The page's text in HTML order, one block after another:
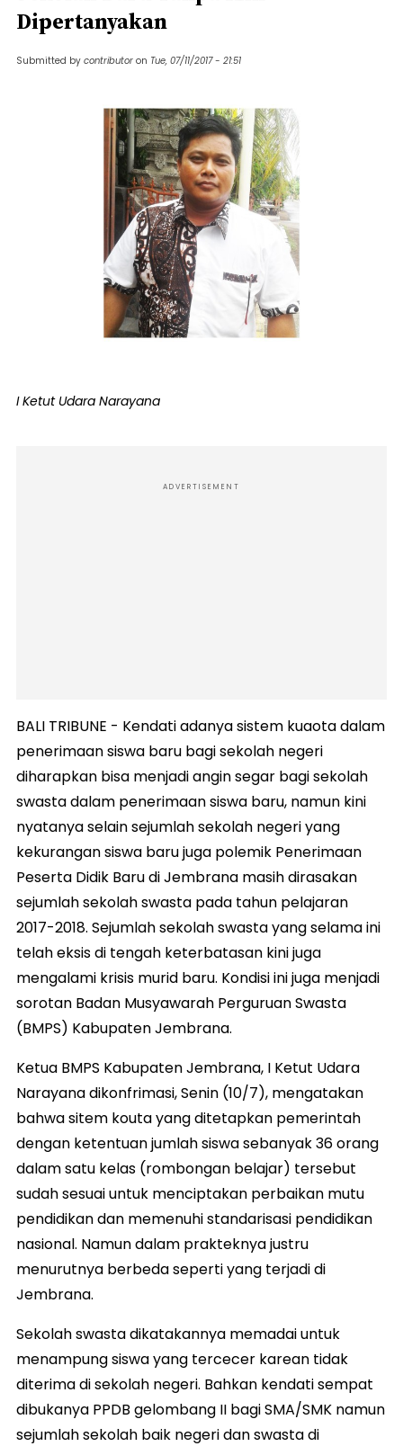
Dipertanyakan
Submitted by contributor on Tue, 07/11/2017 - 21:51
I Ketut Udara Narayana
ADVERTISEMENT
BALI TRIBUNE - Kendati adanya sistem kuaota dalam
penerimaan siswa baru bagi sekolah negeri
diharapkan bisa menjadi angin segar bagi sekolah
swasta dalam penerimaan siswa baru, namun kini
nyatanya selain sejumlah sekolah negeri yang
kekurangan siswa baru juga polemik Penerimaan
Peserta Didik Baru di Jembrana masih dirasakan
sejumlah sekolah swasta pada tahun pelajaran
2017-2018. Sejumlah sekolah swasta yang selama ini
telah eksis di tengah keterbatasan kini juga
mengalami krisis murid baru. Kondisi ini juga menjadi
sorotan Badan Musyawarah Perguruan Swasta
(BMPS) Kabupaten Jembrana.
Ketua BMPS Kabupaten Jembrana, I Ketut Udara
Narayana dikonfrimasi, Senin (10/7), mengatakan
bahwa sitem kouta yang ditetapkan pemerintah
dengan ketentuan jumlah siswa sebanyak 36 orang
dalam satu kelas (rombongan belajar) tersebut
sudah sesuai untuk menciptakan perbaikan mutu
pendidikan dan memenuhi standarisasi pendidikan
nasional. Namun dalam prakteknya justru
menurutnya berbeda seperti yang terjadi di
Jembrana.
Sekolah swasta dikatakannya memadai untuk
menampung siswa yang tercecer karean tidak
diterima di sekolah negeri. Bahkan kendati sempat
dibukanya PPDB gelombang II bagi SMA/SMK namun
sejumlah sekolah baik negeri dan swasta di